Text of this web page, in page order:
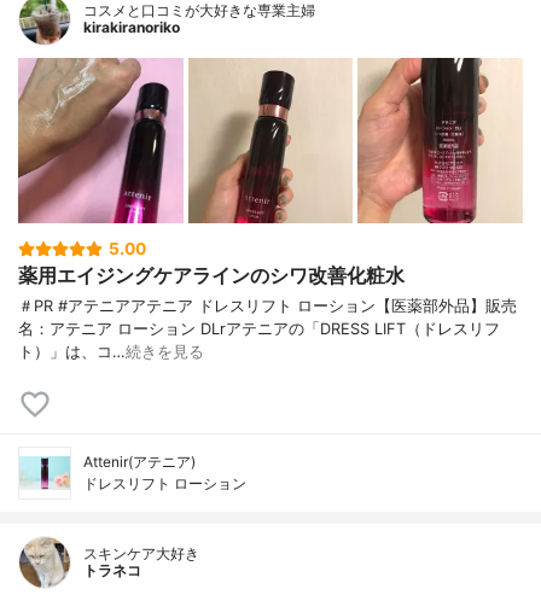
コスメと口コミが大好きな専業主婦
kirakiranoriko
5.00
薬用エイジングケアラインのシワ改善化粧水
＃PR #アテニアアテニア ドレスリフト ローション【医薬部外品】販売
名：アテニア ローション DLrアテニアの「DRESS LIFT（ドレスリフ
ト）」は、コ…続きを見る
Attenir(アテニア)
ドレスリフト ローション
スキンケア大好き
トラネコ